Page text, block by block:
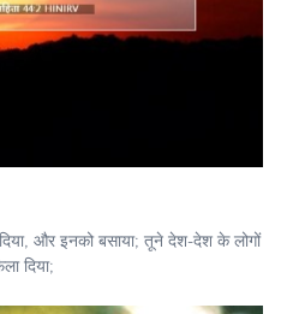
और इनको बसाया; तूने देश-देश के लोगों
दिया;